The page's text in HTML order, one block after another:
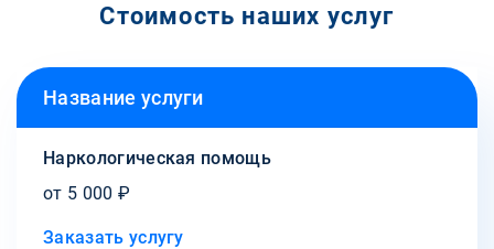
Стоимость наших услуг
Название услуги
Наркологическая помощь
от 5 000 ₽
Заказать услугу